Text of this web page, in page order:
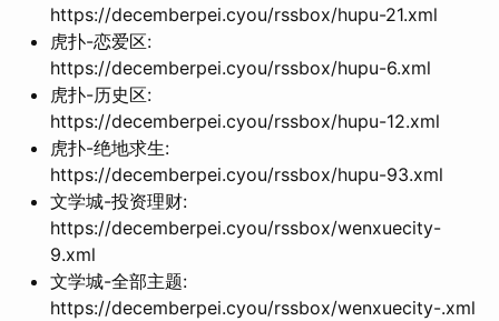
https://decemberpei.cyou/rssbox/hupu-21.xml
虎扑-恋爱区:
https://decemberpei.cyou/rssbox/hupu-6.xml
虎扑-历史区:
https://decemberpei.cyou/rssbox/hupu-12.xml
虎扑-绝地求生:
https://decemberpei.cyou/rssbox/hupu-93.xml
文学城-投资理财:
https://decemberpei.cyou/rssbox/wenxuecity-
9.xml
文学城-全部主题:
https://decemberpei.cyou/rssbox/wenxuecity-.xml